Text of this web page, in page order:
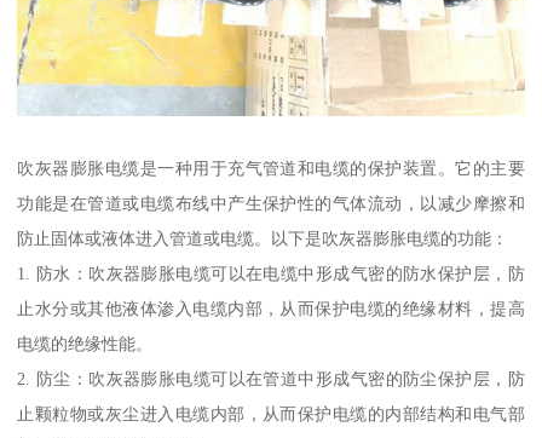
吹灰器膨胀电缆是一种用于充气管道和电缆的保护装置。它的主要
功能是在管道或电缆布线中产生保护性的气体流动，以减少摩擦和
防止固体或液体进入管道或电缆。以下是吹灰器膨胀电缆的功能：
1. 防水：吹灰器膨胀电缆可以在电缆中形成气密的防水保护层，防
止水分或其他液体渗入电缆内部，从而保护电缆的绝缘材料，提高
电缆的绝缘性能。
2. 防尘：吹灰器膨胀电缆可以在管道中形成气密的防尘保护层，防
止颗粒物或灰尘进入电缆内部，从而保护电缆的内部结构和电气部